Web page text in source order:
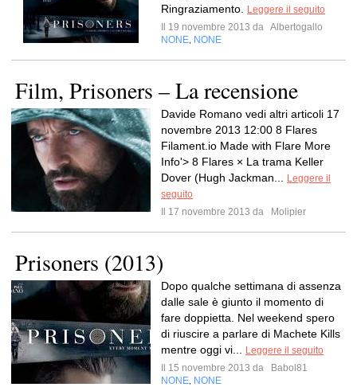
Ringraziamento.
Leggere il seguito
Il 19 novembre 2013 da Albertogallo
NONE NONE
Film, Prisoners – La recensione
Davide Romano vedi altri articoli 17
novembre 2013 12:00 8 Flares
Filament.io Made with Flare More
Info'> 8 Flares × La trama Keller
Dover (Hugh Jackman...
Leggere il
seguito
Il 17 novembre 2013 da
Molipier
Prisoners (2013)
Dopo qualche settimana di assenza
dalle sale è giunto il momento di
fare doppietta. Nel weekend spero
di riuscire a parlare di Machete Kills
mentre oggi vi...
Leggere il seguito
Il 15 novembre 2013 da
Babol81
NONE NONE